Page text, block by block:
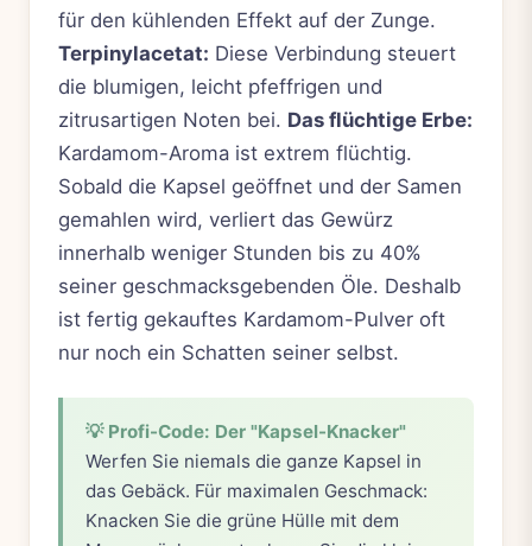
für den kühlenden Effekt auf der Zunge.
Terpinylacetat: Diese Verbindung steuert
die blumigen, leicht pfeffrigen und
zitrusartigen Noten bei. Das flüchtige Erbe:
Kardamom-Aroma ist extrem flüchtig.
Sobald die Kapsel geöffnet und der Samen
gemahlen wird, verliert das Gewürz
innerhalb weniger Stunden bis zu 40%
seiner geschmacksgebenden Öle. Deshalb
ist fertig gekauftes Kardamom-Pulver oft
nur noch ein Schatten seiner selbst.
💡 Profi-Code: Der "Kapsel-Knacker"
Werfen Sie niemals die ganze Kapsel in
das Gebäck. Für maximalen Geschmack:
Knacken Sie die grüne Hülle mit dem